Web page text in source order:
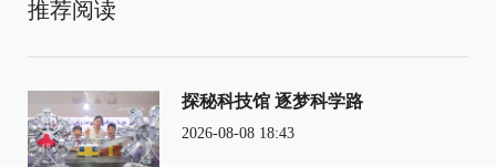
推荐阅读
探秘科技馆 逐梦科学路
2026-08-08 18:43